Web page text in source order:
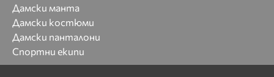
Дамски манта
Дамски костюми
Дамски панталони
Спортни екипи